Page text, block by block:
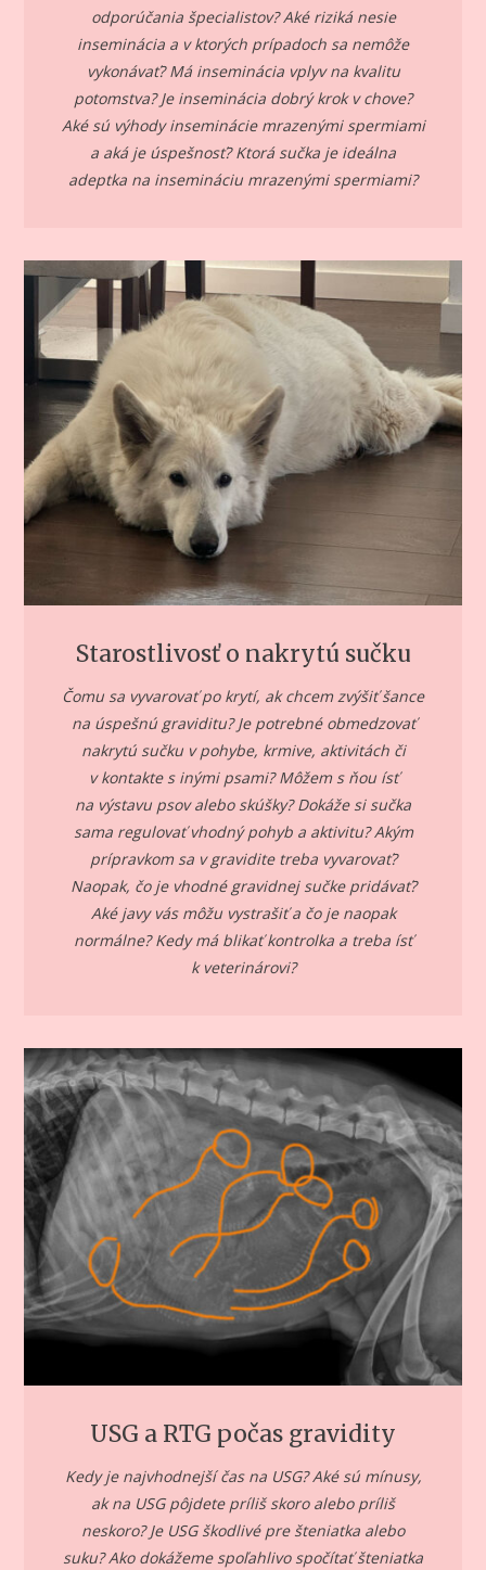
odporúčania špecialistov? Aké riziká nesie
inseminácia a v ktorých prípadoch sa nemôže
vykonávať? Má inseminácia vplyv na kvalitu
potomstva? Je inseminácia dobrý krok v chove?
Aké sú výhody inseminácie mrazenými spermiami
a aká je úspešnosť? Ktorá sučka je ideálna
adeptka na insemináciu mrazenými spermiami?
Starostlivosť o nakrytú sučku
Čomu sa vyvarovať po krytí, ak chcem zvýšiť šance
na úspešnú graviditu? Je potrebné obmedzovať
nakrytú sučku v pohybe, krmive, aktivitách či
v kontakte s inými psami? Môžem s ňou ísť
na výstavu psov alebo skúšky? Dokáže si sučka
sama regulovať vhodný pohyb a aktivitu? Akým
prípravkom sa v gravidite treba vyvarovať?
Naopak, čo je vhodné gravidnej sučke pridávať?
Aké javy vás môžu vystrašiť a čo je naopak
normálne? Kedy má blikať kontrolka a treba ísť
k veterinárovi?
USG a RTG počas gravidity
Kedy je najvhodnejší čas na USG? Aké sú mínusy,
ak na USG pôjdete príliš skoro alebo príliš
neskoro? Je USG škodlivé pre šteniatka alebo
suku? Ako dokážeme spoľahlivo spočítať šteniatka